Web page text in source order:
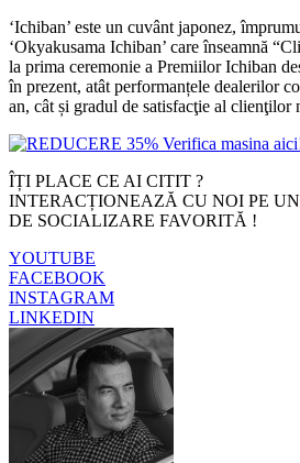
‘Ichiban’ este un cuvânt japonez,
‘Okyakusama Ichiban’ care înseamnă
la prima ceremonie a Premiilor Ichiban
în prezent, atât performanțele dealerilor
an, cât și gradul de satisfacţie al clienţilor
ÎȚI PLACE CE AI CITIT ?
INTERACȚIONEAZĂ CU NOI PE
DE SOCIALIZARE FAVORITĂ !
YOUTUBE
FACEBOOK
INSTAGRAM
LINKEDIN